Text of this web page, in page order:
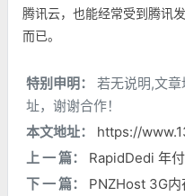
腾讯云，也能经常受到腾讯
而已。
特别申明：
若无说明,文
址，谢谢合作！
本文地址：
https://
上 一 篇：
RapidDedi 年
下 一 篇：
PNZHost 3G